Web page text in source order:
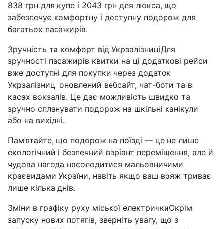
838 грн для купе і 2043 грн для люкса, що
забезпечує комфортну і доступну подорож для
багатьох пасажирів.
Зручність та комфорт від УкрзалізниціДля
зручності пасажирів квитки на ці додаткові рейси
вже доступні для покупки через додаток
Укрзалізниці оновлений вебсайт, чат-боти та в
касах вокзалів. Це дає можливість швидко та
зручно спланувати подорож на шкільні канікули
або на вихідні.
Пам’ятайте, що подорож на поїзді — це не лише
екологічний і безпечний варіант переміщення, але й
чудова нагода насолодитися мальовничими
краєвидами України, навіть якщо ваш вояж триває
лише кілька днів.
Зміни в графіку руху міської електричкиОкрім
запуску нових потягів, зверніть увагу, що з